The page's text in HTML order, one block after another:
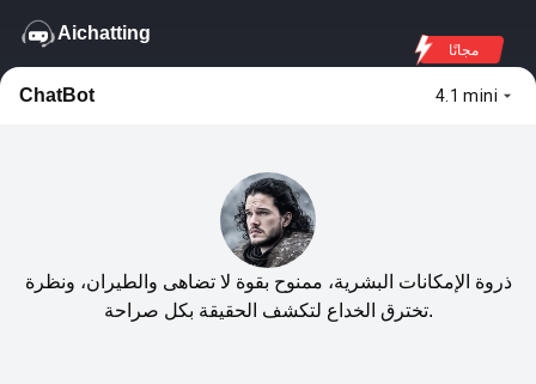
Aichatting
مجانًا
ChatBot 4.1 mini
ذروة الإمكانات البشرية، ممنوح بقوة لا تضاهى والطيران، ونظرة
تخترق الخداع لتكشف الحقيقة بكل صراحة.